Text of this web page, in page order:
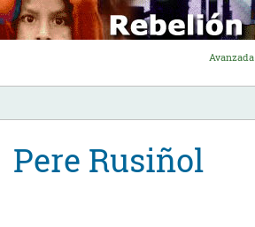
Skip
to
content
Avanzada
Pere Rusiñol